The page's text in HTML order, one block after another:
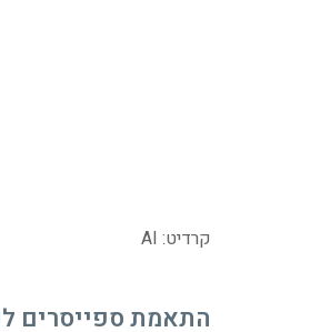
קרדיט: AI
התאמת ספייסרים